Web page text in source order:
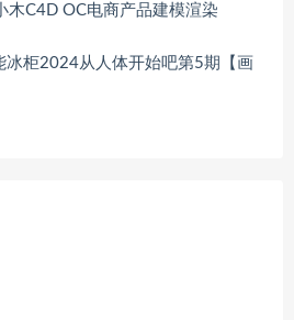
木C4D OC电商产品建模渲染
冰柜2024从人体开始吧第5期【画